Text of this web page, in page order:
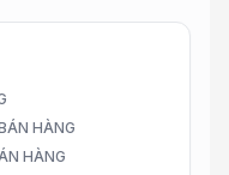
HÀNG
HÀNG